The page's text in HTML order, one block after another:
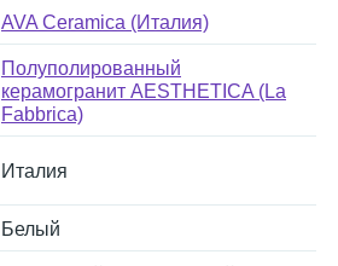
AVA Ceramica (Италия)
Полуполированный
керамогранит AESTHETICA (La
Fabbrica)
Италия
Белый